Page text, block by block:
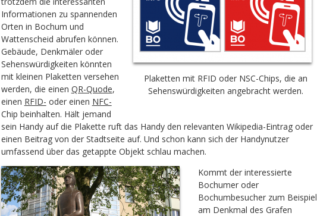
Plaketten mit RFID oder NSC-Chips, die an
Sehenswürdigkeiten angebracht werden.
Informationen zu spannenden
Orten in Bochum und
Wattenscheid abrufen können.
Gebäude, Denkmäler oder
Sehenswürdigkeiten könnten
mit kleinen Plaketten versehen
werden, die einen QR-Quode,
einen RFID- oder einen NFC-
Chip beinhalten. Hält jemand
sein Handy auf die Plakette ruft das Handy den relevanten Wikipedia-Eintrag oder
einen Beitrag von der Stadtseite auf. Und schon kann sich der Handynutzer
umfassend über das getappte Objekt schlau machen.
Kommt der interessierte
Bochumer oder
Bochumbesucher zum Beispiel
am Denkmal des Grafen